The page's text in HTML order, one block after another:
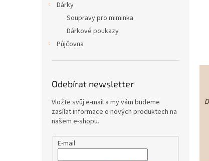
Dárky
Soupravy pro miminka
Dárkové poukazy
Půjčovna
Odebírat newsletter
Vložte svůj e-mail a my vám budeme
zasílat informace o nových produktech na
našem e-shopu.
E-mail